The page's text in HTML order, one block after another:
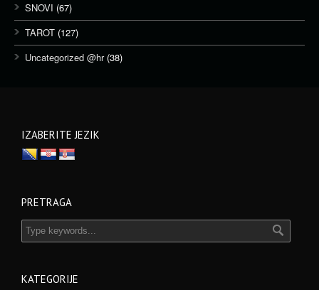
SNOVI (67)
TAROT (127)
Uncategorized @hr(38)
IZABERITE JEZIK
PRETRAGA
KATEGORIJE